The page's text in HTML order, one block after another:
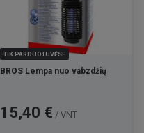
TIK PARDUOTUVĖSE
BROS Lempa nuo vabzdžių
Kaina
15,40 € / VNT